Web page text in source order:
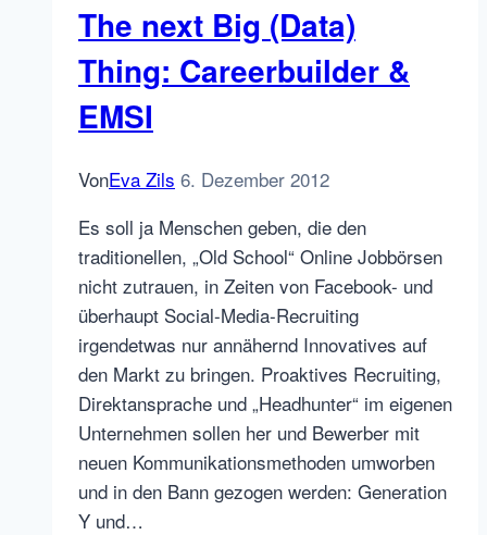
The next Big (Data)
Thing: Careerbuilder &
EMSI
VonEva Zils 6. Dezember 2012
Es soll ja Menschen geben, die den
traditionellen, „Old School“ Online Jobbörsen
nicht zutrauen, in Zeiten von Facebook- und
überhaupt Social-Media-Recruiting
irgendetwas nur annähernd Innovatives auf
den Markt zu bringen. Proaktives Recruiting,
Direktansprache und „Headhunter“ im eigenen
Unternehmen sollen her und Bewerber mit
neuen Kommunikationsmethoden umworben
und in den Bann gezogen werden: Generation
Y und…